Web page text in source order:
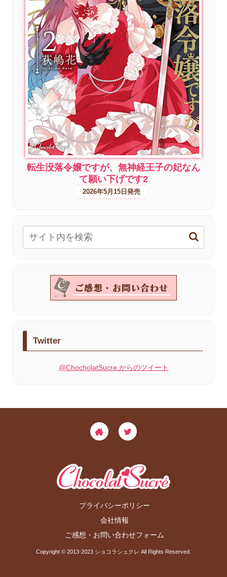
転生没落令嬢ですが、無神経王子の妃なん
て願い下げです2
2026年5月15日
Twitter
@ChocholatSucre からのツイート
プライバシーポリシー
会社情報
ご感想・お問い合わせフォーム
Copyright © 2013-2023 ショコラシュクレ All Rights Reserved.